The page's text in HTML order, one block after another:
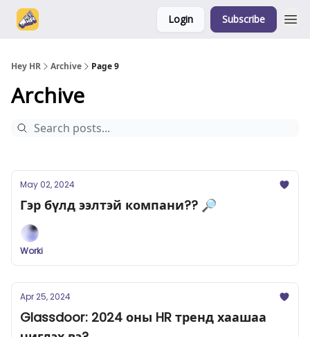
Login Subscribe
Hey HR Archive Page 9
Archive
May 02, 2024
Гэр бүлд ээлтэй компани?? 🔎
Worki
Apr 25, 2024
Glassdoor: 2024 оны HR тренд хаашаа